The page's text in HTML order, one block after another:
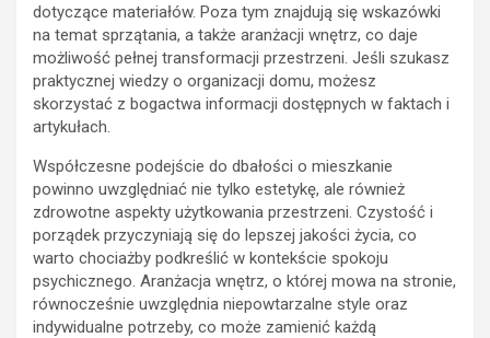
dotyczące materiałów. Poza tym znajdują się wskazówki
na temat sprzątania, a także aranżacji wnętrz, co daje
możliwość pełnej transformacji przestrzeni. Jeśli szukasz
praktycznej wiedzy o organizacji domu, możesz
skorzystać z bogactwa informacji dostępnych w faktach i
artykułach.
Współczesne podejście do dbałości o mieszkanie
powinno uwzględniać nie tylko estetykę, ale również
zdrowotne aspekty użytkowania przestrzeni. Czystość i
porządek przyczyniają się do lepszej jakości życia, co
warto chociażby podkreślić w kontekście spokoju
psychicznego. Aranżacja wnętrz, o której mowa na stronie,
równocześnie uwzględnia niepowtarzalne style oraz
indywidualne potrzeby, co może zamienić każdą